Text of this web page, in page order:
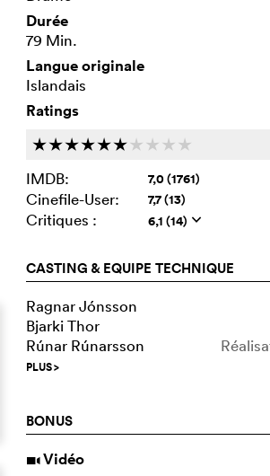
Durée
79 Min.
Langue originale
Islandais
Ratings
cccccc c c c c
IMDB:
7,0 (1761)
Cinefile-User: 7,7 (13)
Critiques : 6,1 (14) q
CASTING & EQUIPE TECHNIQUE
Ragnar Jónsson
Bjarki Thor
Rúnar Rúnarsson
PLUS>
BONUS
i Vidéo